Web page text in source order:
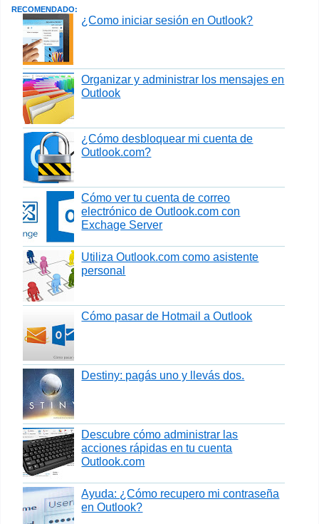
RECOMENDADO:
¿Como iniciar sesión en Outlook?
Organizar y administrar los mensajes en
Outlook
¿Cómo desbloquear mi cuenta de
Outlook.com?
Cómo ver tu cuenta de correo
electrónico de Outlook.com con
Exchage Server
Utiliza Outlook.com como asistente
personal
Cómo pasar de Hotmail a Outlook
Destiny: pagás uno y llevás dos.
Descubre cómo administrar las
acciones rápidas en tu cuenta
Outlook.com
Ayuda: ¿Cómo recupero mi contraseña
en Outlook?